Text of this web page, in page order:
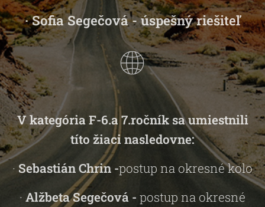
·Sofia Segečová -úspešný riešiteľ
V kategória F-6.a 7.ročník sa umiestnili
títo žiaci nasledovne:
· Sebastián Chrin -postup na okresné kolo
· Alžbeta Segečová - postup na okresné